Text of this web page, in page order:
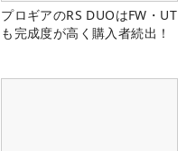
プロギアのRS DUOはFW・UT
も完成度が高く購入者続出！